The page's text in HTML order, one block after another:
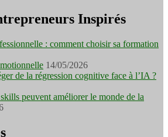
Inspirés
: comment choisir sa formation
14/05/2026
de la régression cognitive face à l’IA ?
peuvent améliorer le monde de la